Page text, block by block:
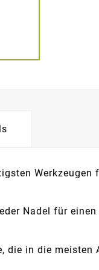
Werkzeugen
Nadel für
die in die meisten